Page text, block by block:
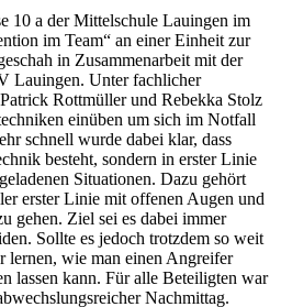
10 a der Mittelschule Lauingen im
im Team“ an einer Einheit zur
in Zusammenarbeit mit der
Lauingen. Unter fachlicher
Rottmüller und Rebekka Stolz
einüben um sich im Notfall
schnell wurde dabei klar, dass
besteht, sondern in erster Linie
Situationen. Dazu gehört
erster Linie mit offenen Augen und
gehen. Ziel sei es dabei immer
Sollte es jedoch trotzdem so weit
lernen, wie man einen Angreifer
lassen kann. Für alle Beteiligten war
Nachmittag.